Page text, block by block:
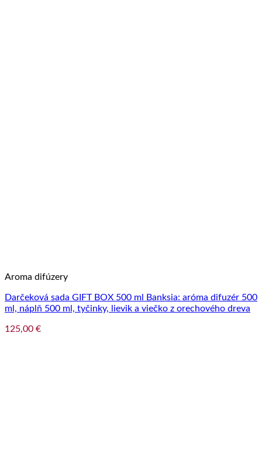
Aroma difúzery
Darčeková sada GIFT BOX 500 ml Banksia: aróma difuzér 500
ml, náplň 500 ml, tyčinky, lievik a viečko z orechového dreva
125,00 €